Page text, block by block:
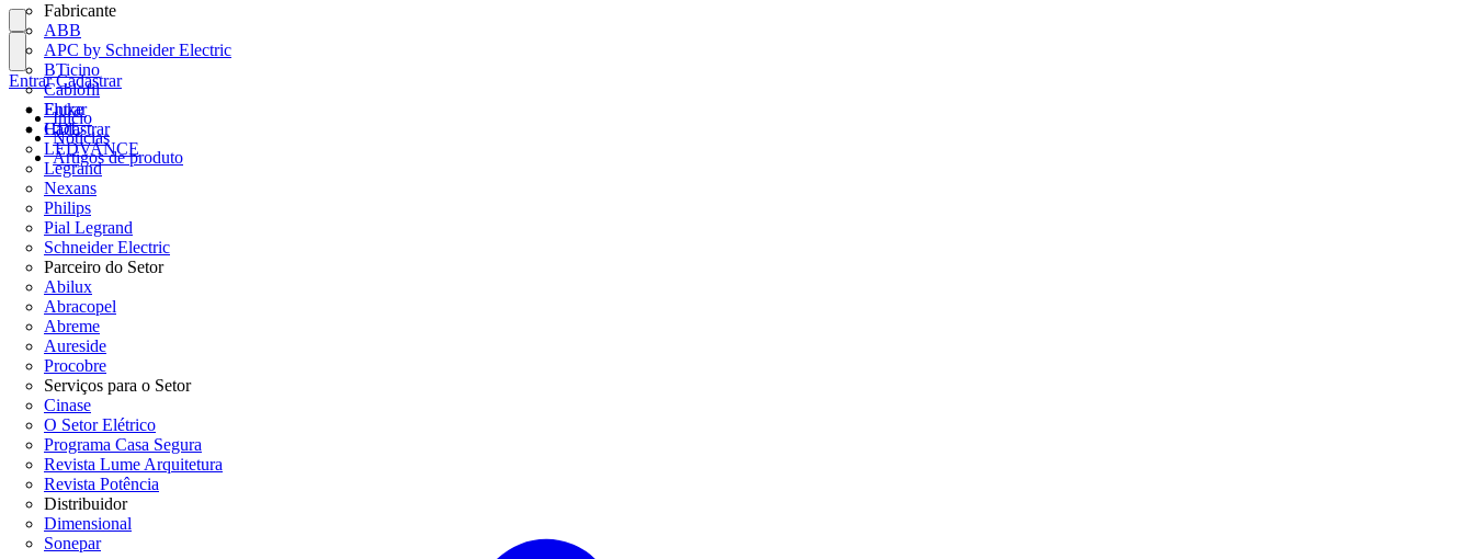
Fabricante
ABB
APC by Schneider Electric
BTicino
Cablofil
Fluke
HDL
LEDVANCE
Legrand
Nexans
Philips
Pial Legrand
Schneider Electric
Parceiro do Setor
Abilux
Abracopel
Abreme
Aureside
Procobre
Serviços para o Setor
Cinase
O Setor Elétrico
Programa Casa Segura
Revista Lume Arquitetura
Revista Potência
Distribuidor
Dimensional
Sonepar
Entrar
Cadastrar
Entrar Cadastrar
Início
Notícias
Artigos de produto